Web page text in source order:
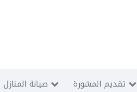
صيانة المنازل تقديم المشورة